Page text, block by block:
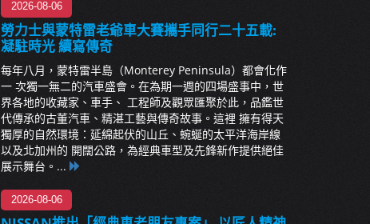
2026-08-06
勞力士與蒙特雷老爺車大賽攜手同行二十五載:
凝駐時光 續寫傳奇
每年八月，蒙特雷半島（Monterey Peninsula）都會化作
一 次獨一無二的汽車盛會。在為期一週的四場盛事中，世
界各地的收藏家、車手、 工程師及觀眾匯聚於此，品鑑世
代傳承的古董汽車、精湛工藝與傳奇故事。這裡 擁有得天
獨厚的自然環境：延綿起伏的山丘、蜿蜒的太平洋海岸線
以及北加州的 開闊公路，為經典車型及先鋒新作提供絕佳
展示舞台。...
2026-08-06